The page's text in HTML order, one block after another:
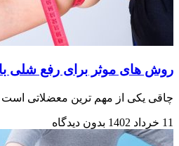
روش های موثر برای رفع شلی
چاقی یکی از مهم ترین معضلاتی است
11 خرداد 1402 بدون دیدگاه